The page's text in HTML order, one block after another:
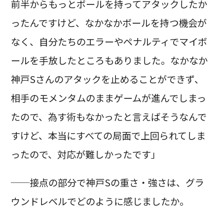
前半からもっとボールを持ってアタックしたか
ったんですけど、なかなかボールを持つ機会が
なく、自分たちのエラーやペナルティでマイボ
ールを手放したところもありました。なかなか
神戸Sさんのアタックを止めることができず、
相手のモメンタムのままゲームが進んでしまっ
たので、為す術もなかったと言えばそうなんで
すけど、本当にすべての局面で上回られてしま
ったので、対応が難しかったです」
──接点の部分で神戸Sの重さ・強さは、グラ
ウンドレベルでどのように感じましたか。